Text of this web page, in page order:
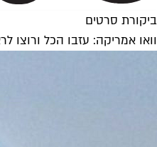
ביקורת סרטים
וואו אמריקה: עזבו הכל